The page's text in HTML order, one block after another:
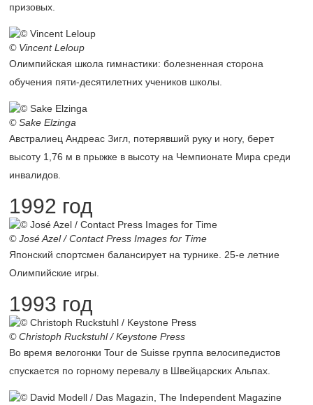
призовых.
© Vincent Leloup
Олимпийская школа гимнастики: болезненная сторона
обучения пяти-десятилетних учеников школы.
© Sake Elzinga
Австралиец Андреас Зигл, потерявший руку и ногу, берет
высоту 1,76 м в прыжке в высоту на Чемпионате Мира среди
инвалидов.
1992 год
© José Azel / Contact Press Images for Time
Японский спортсмен балансирует на турнике. 25-е летние
Олимпийские игры.
1993 год
© Christoph Ruckstuhl / Keystone Press
Во время велогонки Tour de Suisse группа велосипедистов
спускается по горному перевалу в Швейцарских Альпах.